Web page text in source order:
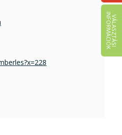
V
Á
L
A
S
Z
T
Á
S
I
IN
F
O
R
M
Á
C
I
Ó
K